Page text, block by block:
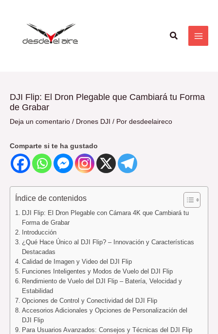
Buscar
DJI Flip: El Dron Plegable que Cambiará tu Forma
de Grabar
Deja un comentario / Drones DJI / Por desdeelaireco
Comparte si te ha gustado
Índice de contenidos
DJI Flip: El Dron Plegable con Cámara 4K que Cambiará tu
Forma de Grabar
Introducción
¿Qué Hace Único al DJI Flip? – Innovación y Características
Destacadas
Calidad de Imagen y Video del DJI Flip
Funciones Inteligentes y Modos de Vuelo del DJI Flip
Rendimiento de Vuelo del DJI Flip – Batería, Velocidad y
Estabilidad
Opciones de Control y Conectividad del DJI Flip
Accesorios Adicionales y Opciones de Personalización del
DJI Flip
Para Usuarios Avanzados: Consejos y Técnicas del DJI Flip
entradas